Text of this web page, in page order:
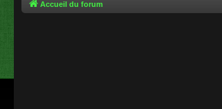
Accueil du forum